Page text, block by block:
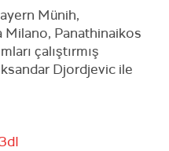
Münih,
Milano, Panathinaikos
çalıştırmış
Djordjevic ile